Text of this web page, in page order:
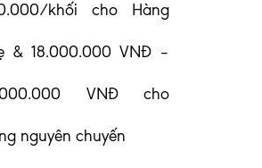
khối cho Hàng
& 18.000.000 VNĐ –
VNĐ cho
nguyên chuyến